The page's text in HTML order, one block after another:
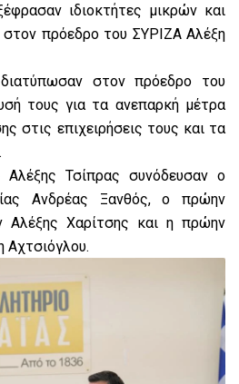
ιδιοκτήτες μικρών και
στον πρόεδρο του ΣΥΡΙΖΑ Αλέξη
στον πρόεδρο του
τους για τα ανεπαρκή μέτρα
στις επιχειρήσεις τους και τα
Τσίπρας συνόδευσαν ο
Ανδρέας Ξανθός, ο πρώην
Αλέξης Χαρίτσης και η πρώην
Αχτσιόγλου.